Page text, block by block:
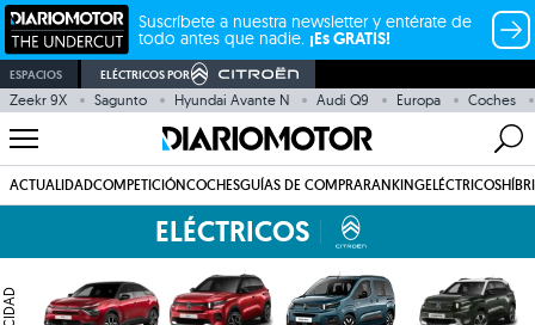
Suscríbete a nuestra newsletter y entérate de
todo antes que nadie. ¡Es GRATIS!
ESPACIOS ELÉCTRICOS POR
Zeekr 9X Sagunto Hyundai Avante N Audi Q9 Europa Coches
ACTUALIDADCOMPETICIÓNCOCHESGUÍAS DE COMPRARANKINGELÉCTRICOS
ELÉCTRICOS